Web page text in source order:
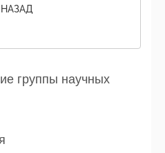
группы научных